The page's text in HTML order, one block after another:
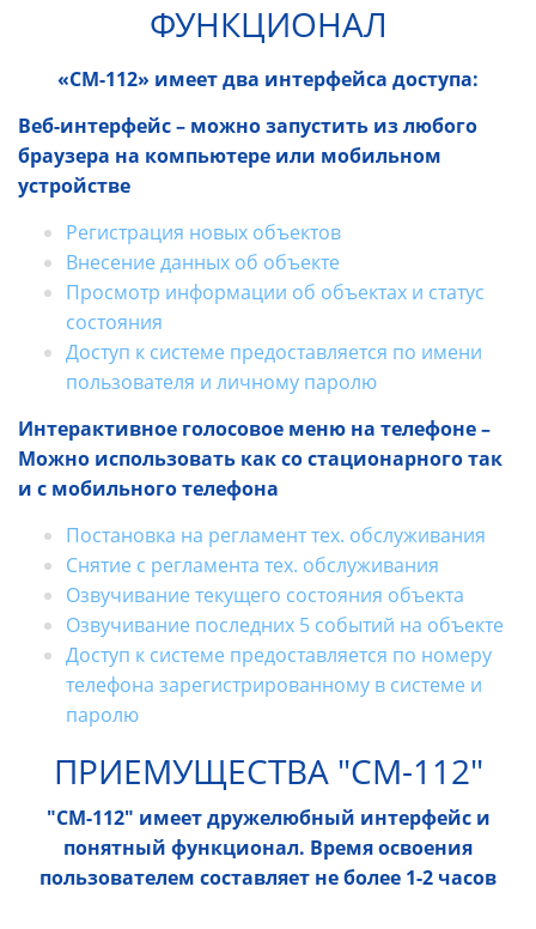
ФУНКЦИОНАЛ
«СМ-112» имеет два интерфейса доступа:
Веб-интерфейс – можно запустить из любого
браузера на компьютере или мобильном
устройстве
Регистрация новых объектов
Внесение данных об объекте
Просмотр информации об объектах и статус
состояния
Доступ к системе предоставляется по имени
пользователя и личному паролю
Интерактивное голосовое меню на телефоне –
Можно использовать как со стационарного так
и с мобильного телефона
Постановка на регламент тех. обслуживания
Снятие с регламента тех. обслуживания
Озвучивание текущего состояния объекта
Озвучивание последних 5 событий на объекте
Доступ к системе предоставляется по номеру
телефона зарегистрированному в системе и
паролю
ПРИЕМУЩЕСТВА "СМ-112"
"СМ-112" имеет дружелюбный интерфейс и
понятный функционал. Время освоения
пользователем составляет не более 1-2 часов